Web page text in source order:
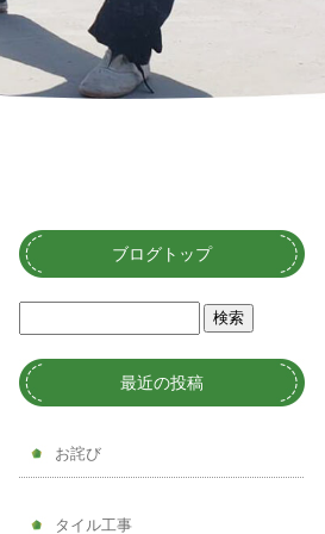
ブログトップ
最近の投稿
お詫び
タイル工事